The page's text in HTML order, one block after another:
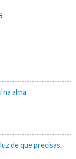
na alma
de que precisas.